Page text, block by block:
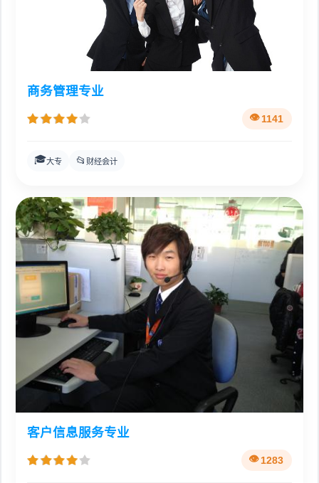
商务管理专业
1141
🎓大专 📂 财经会计
客户信息服务专业
1283